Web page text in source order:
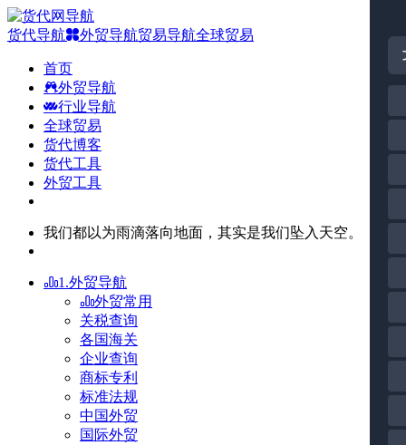
货代导航 外贸导航贸易导航全球贸易
首页
外贸导航
行业导航
全球贸易
货代博客
货代工具
外贸工具
我们都以为雨滴落向地面，其实是我们坠入天空。
1.外贸导航
外贸常用
关税查询
各国海关
企业查询
商标专利
标准法规
中国外贸
国际外贸